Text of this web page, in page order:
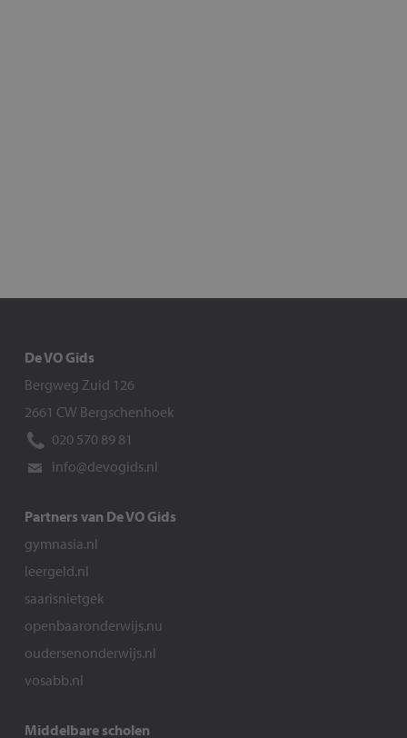
De VO Gids
Bergweg Zuid 126
2661 CW Bergschenhoek
020 570 89 81
info@devogids.nl
Partners van De VO Gids
gymnasia.nl
leergeld.nl
saarisnietgek
openbaaronderwijs.nu
oudersenonderwijs.nl
vosabb.nl
Middelbare scholen